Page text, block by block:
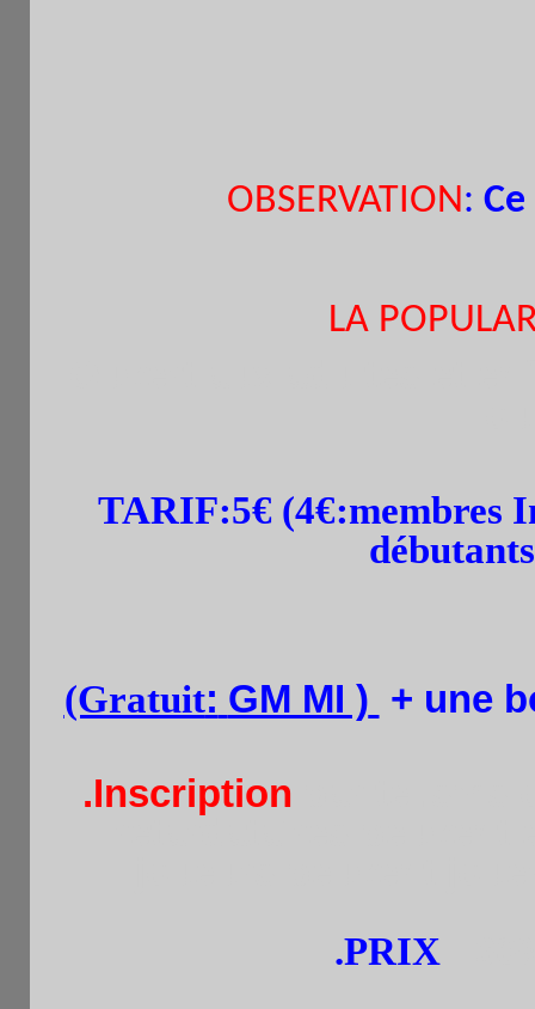
OBSERVATION:
LA
TARIF:5€ (4€:membres
(Gratuit: GM MI ) + une
.Inscription
.PRIX